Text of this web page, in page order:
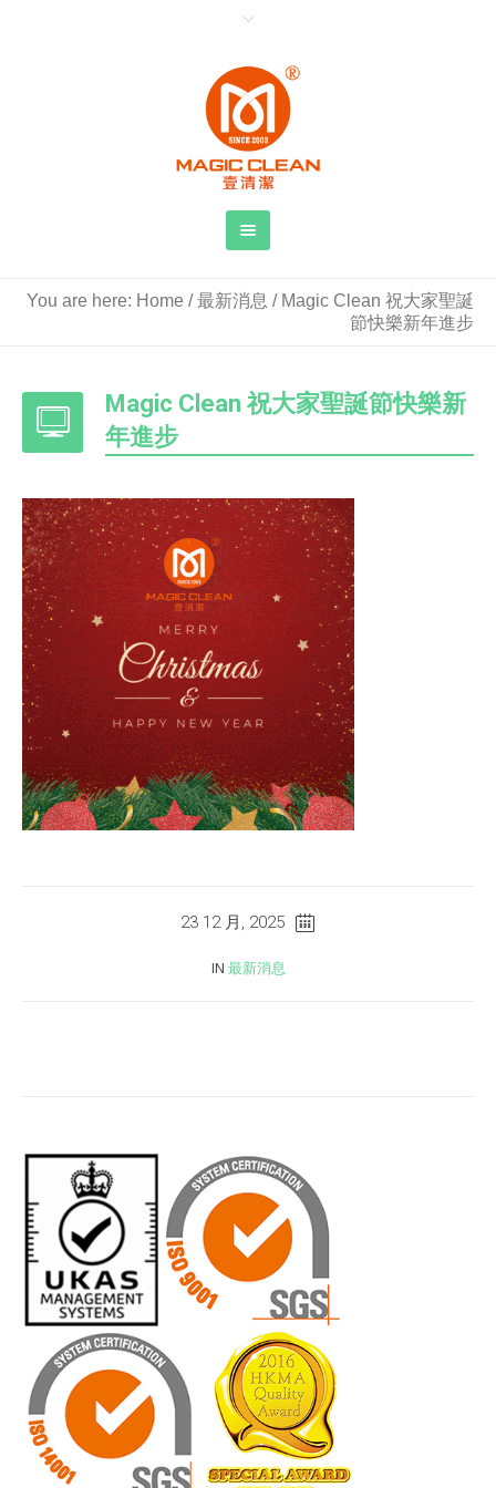
You are here: Home /最新消息 / Magic Clean 祝大家聖誕
節快樂新年進步
Magic Clean 祝大家聖誕節快樂新
年進步
23 12 月, 2025
IN 最新消息